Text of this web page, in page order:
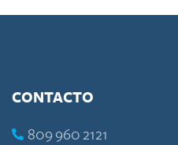
CONTACTO
809 960 2121